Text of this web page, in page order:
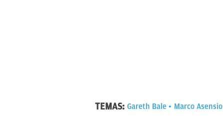
TEMAS: Gareth Bale Marco Asensio